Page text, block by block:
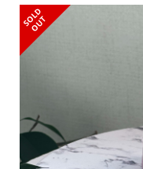
S
O
L
D
O
U
T